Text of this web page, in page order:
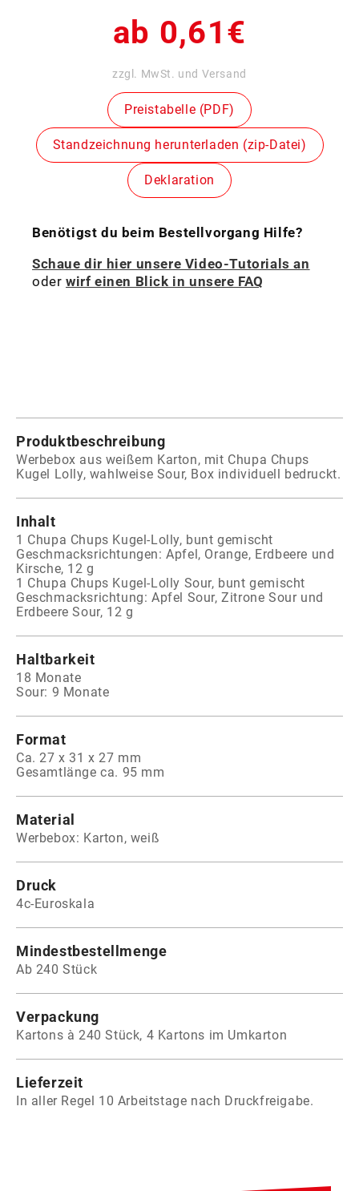
Normaler
Preis
ab 0,61€
zzgl. MwSt. und Versand
Preistabelle (PDF)
Standzeichnung herunterladen (zip-Datei)
Deklaration
Benötigst du beim Bestellvorgang Hilfe?
Schaue dir hier unsere Video-Tutorials an
oder wirf einen Blick in unsere FAQ
Produktbeschreibung
Werbebox aus weißem Karton, mit Chupa Chups
Kugel Lolly, wahlweise Sour, Box individuell bedruckt.
Inhalt
1 Chupa Chups Kugel-Lolly, bunt gemischt
Geschmacksrichtungen: Apfel, Orange, Erdbeere und
Kirsche, 12 g
1 Chupa Chups Kugel-Lolly Sour, bunt gemischt
Geschmacksrichtung: Apfel Sour, Zitrone Sour und
Erdbeere Sour, 12 g
Haltbarkeit
18 Monate
Sour: 9 Monate
Format
Ca. 27 x 31 x 27 mm
Gesamtlänge ca. 95 mm
Material
Werbebox: Karton, weiß
Druck
4c-Euroskala
Mindestbestellmenge
Ab 240 Stück
Verpackung
Kartons à 240 Stück, 4 Kartons im Umkarton
Lieferzeit
In aller Regel 10 Arbeitstage nach Druckfreigabe.